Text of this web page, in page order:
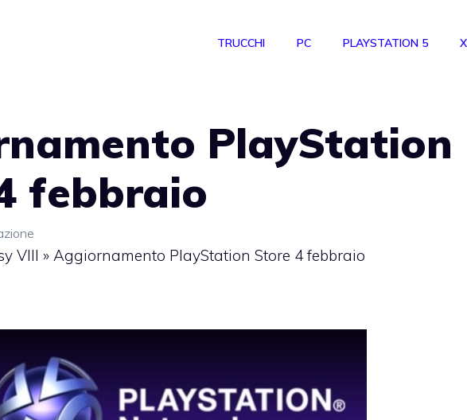
TRUCCHI PC PLAYSTATION 5
PlayStation
febbraio
VIII » Aggiornamento PlayStation Store 4 febbraio